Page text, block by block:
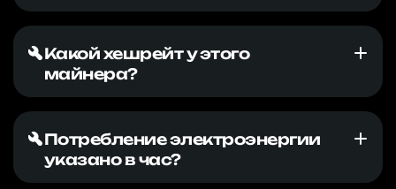
Какой хешрейт у этого
майнера?
Потребление электроэнергии
указано в час?